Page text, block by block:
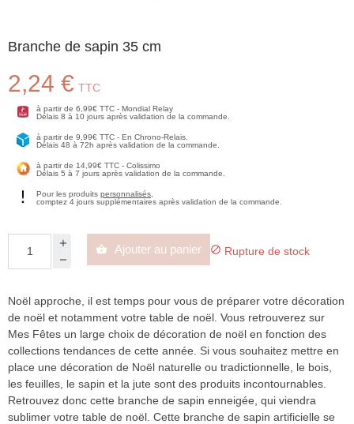
Branche de sapin 35 cm
2,24 € TTC
à partir de 6,99€ TTC - Mondial Relay
Délais 8 à 10 jours après validation de la commande.
à partir de 9,99€ TTC - En Chrono-Relais.
Délais 48 à 72h après validation de la commande.
à partir de 14,99€ TTC - Colissimo
Délais 5 à 7 jours après validation de la commande.
Pour les produits personnalisés
comptez 4 jours supplémentaires après validation de la commande.
 Ajouter au panier  Rupture de stock
Noël approche, il est temps pour vous de préparer votre décoration
de noël et notamment votre table de noël. Vous retrouverez sur
Mes Fêtes un large choix de décoration de noël en fonction des
collections tendances de cette année. Si vous souhaitez mettre en
place une décoration de Noël naturelle ou tradictionnelle, le bois,
les feuilles, le sapin et la jute sont des produits incontournables.
Retrouvez donc cette branche de sapin enneigée, qui viendra
sublimer votre table de noël. Cette branche de sapin artificielle se